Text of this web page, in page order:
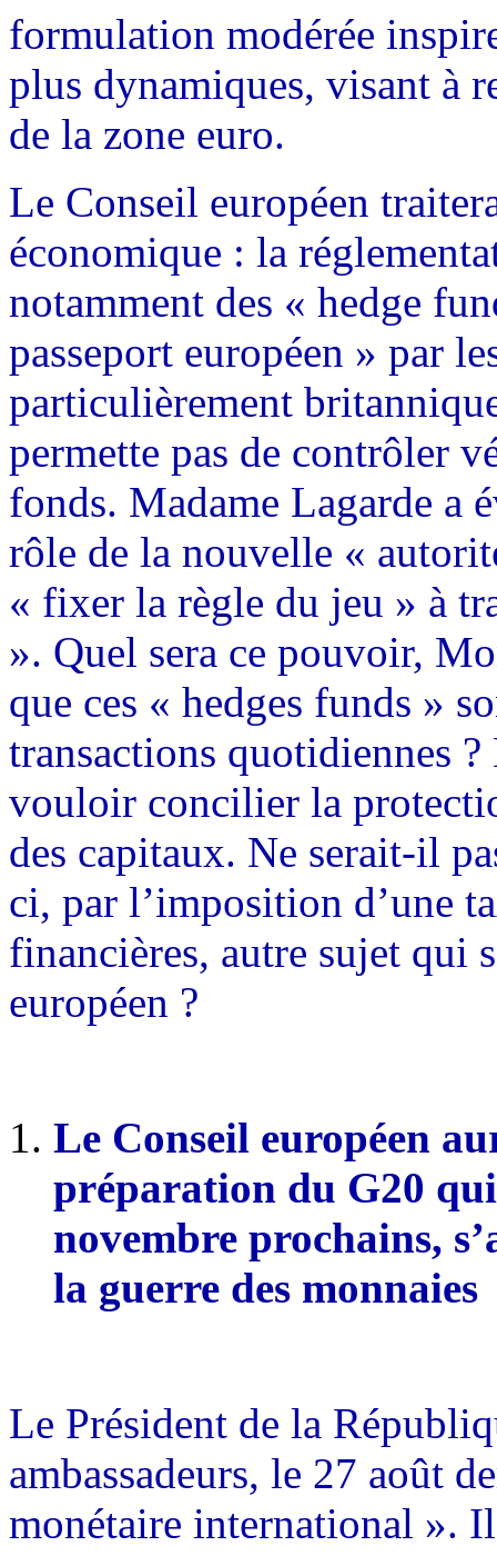
formulation modérée
plus dynamiques, visant à
de la zone euro.
Le Conseil européen
économique : la
notamment des « hedge
passeport européen » par
particulièrement
permette pas de contrôler
fonds. Madame Lagarde a
rôle de la nouvelle «
« fixer la règle du jeu » à
». Quel sera ce pouvoir,
que ces « hedges funds »
transactions quotidiennes
vouloir concilier la
des capitaux. Ne serait-il
ci, par l’imposition d’une
financières, autre sujet qui
européen ?
Le Conseil européen
préparation du G20 qui
novembre prochains,
la guerre des monnaies
Le Président de la
ambassadeurs, le 27 août
monétaire international ».